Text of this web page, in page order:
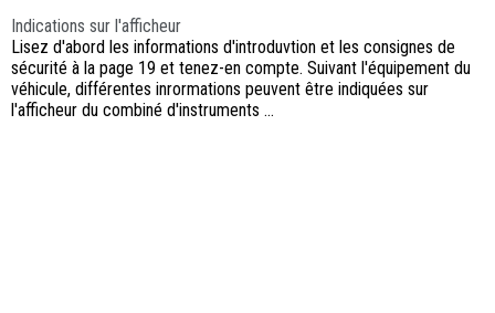
Indications sur l'afficheur
Lisez d'abord les informations d'introduvtion et les consignes de
sécurité à la page 19 et tenez-en compte. Suivant l'équipement du
véhicule, différentes inrormations peuvent être indiquées sur
l'afficheur du combiné d'instruments ...